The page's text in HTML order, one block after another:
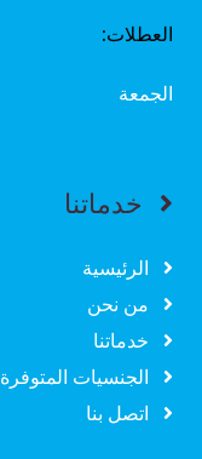
العطلات:
الجمعة
خدماتنا
الرئيسية
من نحن
خدماتنا
الجنسيات المتوفرة
اتصل بنا